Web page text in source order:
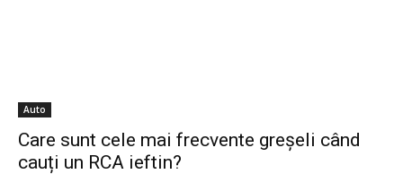
Auto
Care sunt cele mai frecvente greșeli când
cauți un RCA ieftin?